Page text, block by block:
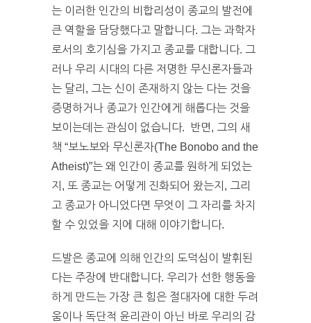
는 이러한 인간의 비합리성이 종교의 발전에
큰 역할을 담당했다고 말합니다. 그는 과학자
로서의 호기심을 가지고 종교를 대합니다. 그
러나 우리 시대의 다른 저명한 무신론자들과
는 달리, 그는 신이 존재하지 않는 다는 것을
증명하거나 종교가 인간에게 해롭다는 것을
보이는데는 관심이 없습니다. 반면, 그의 새
책 “보노보와 무신론자(The Bonobo and the
Atheist)”는 왜 인간이 종교를 원하게 되었는
지, 또 종교는 어떻게 진화되어 왔는지, 그리
고 종교가 아니었다면 무엇이 그 자리를 차지
할 수 있었을 지에 대해 이야기합니다.
드발은 종교에 의해 인간의 도덕심이 발휘된
다는 주장에 반대합니다. 우리가 선한 행동을
하게 만드는 가장 큰 힘은 절대자에 대한 두려
움이나 독단적 윤리관이 아닌 바로 우리의 감